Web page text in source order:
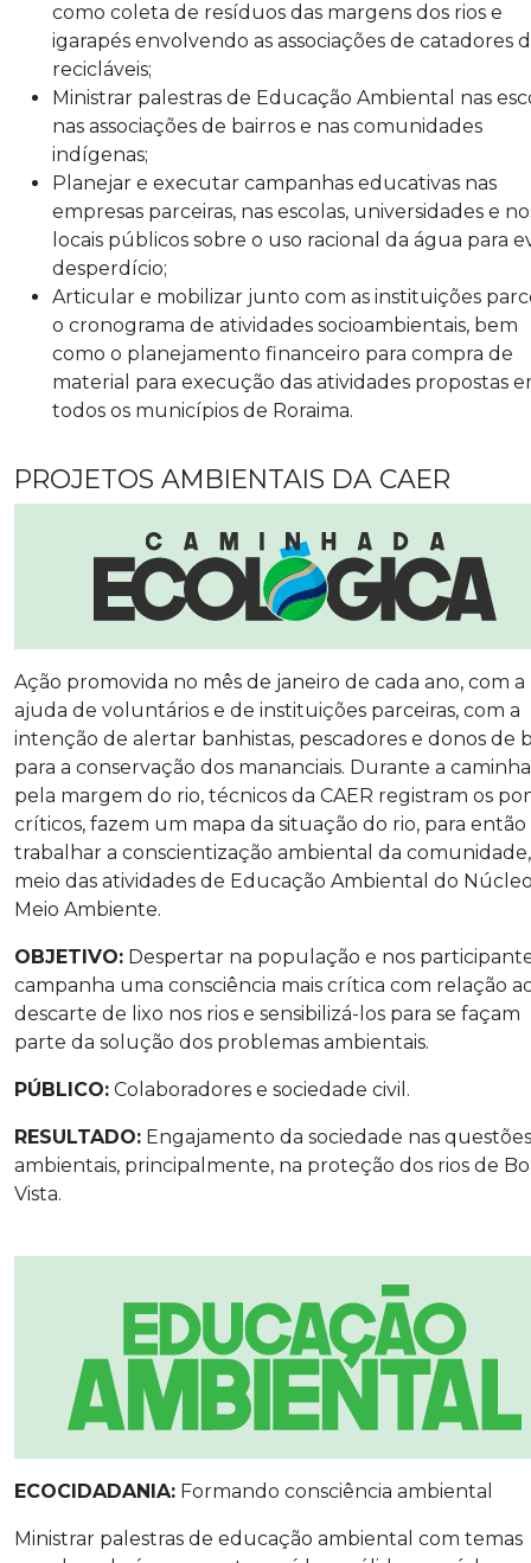
como coleta de resíduos das margens dos rios e
igarapés envolvendo as associações de catadores
recicláveis;
Ministrar palestras de Educação Ambiental nas
nas associações de bairros e nas comunidades
indígenas;
Planejar e executar campanhas educativas nas
empresas parceiras, nas escolas, universidades e
locais públicos sobre o uso racional da água para
desperdício;
Articular e mobilizar junto com as instituições
o cronograma de atividades socioambientais, bem
como o planejamento financeiro para compra de
material para execução das atividades propostas
todos os municípios de Roraima.
PROJETOS AMBIENTAIS DA CAER
Ação promovida no mês de janeiro de cada ano, com a
ajuda de voluntários e de instituições parceiras, com a
intenção de alertar banhistas, pescadores e donos de
para a conservação dos mananciais. Durante a
pela margem do rio, técnicos da CAER registram os
críticos, fazem um mapa da situação do rio, para então
trabalhar a conscientização ambiental da
meio das atividades de Educação Ambiental do
Meio Ambiente.
OBJETIVO: Despertar na população e nos
campanha uma consciência mais crítica com relação
descarte de lixo nos rios e sensibilizá-los para se façam
parte da solução dos problemas ambientais.
PÚBLICO: Colaboradores e sociedade civil.
RESULTADO: Engajamento da sociedade nas questões
ambientais, principalmente, na proteção dos rios de
Vista.
ECOCIDADANIA: Formando consciência ambiental
Ministrar palestras de educação ambiental com temas